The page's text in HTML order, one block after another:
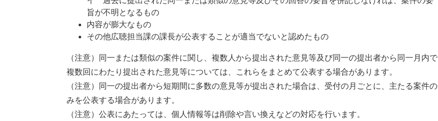
旨が不明となるもの
内容が膨大なもの
その他広聴担当課の課長が公表することが適当でないと認めたもの
（注意）同一または類似の案件に関し、複数人から提出された意見等及び同一の提出者から同一月内で
複数回にわたり提出された意見等については、これらをまとめて公表する場合があります。
​（注意）同一の提出者から短期間に多数の意見等が提出された場合は、受付の月ごとに、主たる案件の
みを公表する場合があります。
（注意）公表にあたっては、個人情報等は削除や言い換えなどの対応を行います。